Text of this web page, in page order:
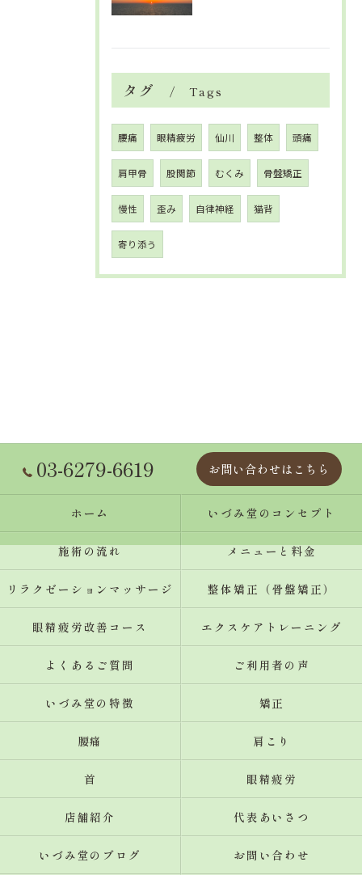
タグ Tags
腰痛 眼精疲労 仙川 整体 頭痛
肩甲骨 股関節 むくみ 骨盤矯正
慢性 歪み 自律神経 猫背
寄り添う
03-6279-6619 お問い合わせはこちら
ホーム いづみ堂のコンセプト
施術の流れ メニューと料金
リラクゼーションマッサージ 整体矯正（骨盤矯正）
眼精疲労改善コース エクスケアトレーニング
よくあるご質問 ご利用者の声
いづみ堂の特徴 矯正
腰痛 肩こり
首 眼精疲労
店舗紹介 代表あいさつ
いづみ堂のブログ お問い合わせ